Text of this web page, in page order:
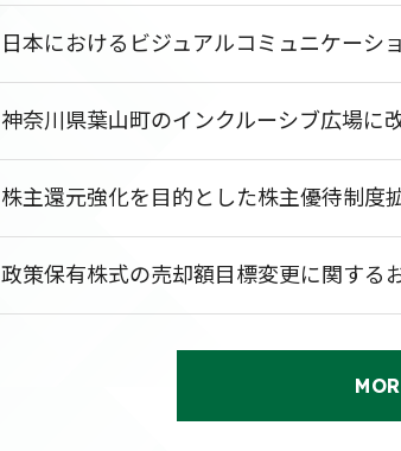
日本におけるビジュアルコミュニケーシ
神奈川県葉山町のインクルーシブ広場
株主還元強化を目的とした株主優待制度
政策保有株式の売却額目標変更に関する